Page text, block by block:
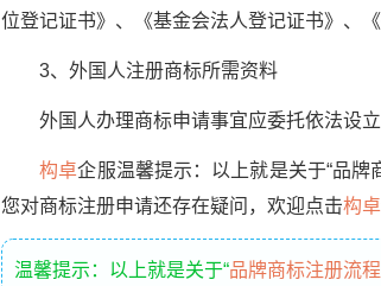
位登记证书》、《基金会法人登记证书》、
3、外国人注册商标所需资料
外国人办理商标申请事宜应委托依法设立
构卓企服温馨提示：以上就是关于“品
您对商标注册申请还存在疑问，欢迎点击构卓
温馨提示：以上就是关于“品牌商标注册流